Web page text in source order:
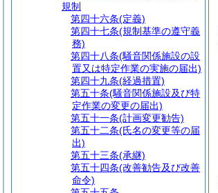
規制
第四十六条(定義)
第四十七条(規制基準の遵守義
務)
第四十八条(騒音関係施設の設
置又は特定作業の実施の届出)
第四十九条(経過措置)
第五十条(騒音関係施設及び特
定作業の変更の届出)
第五十一条(計画変更勧告)
第五十二条(氏名の変更等の届
出)
第五十三条(承継)
第五十四条(改善勧告及び改善
命令)